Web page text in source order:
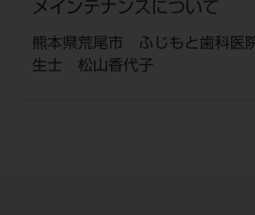
メインテナンスについて
熊本県荒尾市 ふじもと歯科医
生士 松山香代子